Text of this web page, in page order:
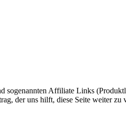
sogenannten Affiliate Links
der uns hilft, diese Seite weiter zu